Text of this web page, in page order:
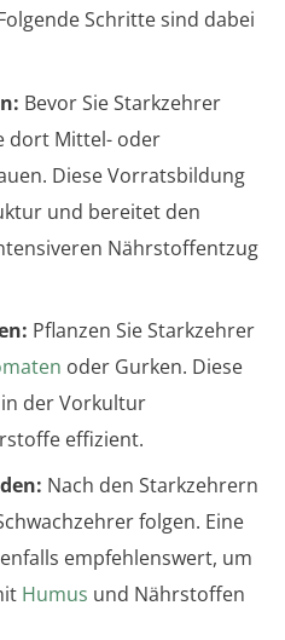
Schritte sind dabei
Bevor Sie Starkzehrer
dort Mittel- oder
Diese Vorratsbildung
und bereitet den
Nährstoffentzug
Pflanzen Sie Starkzehrer
oder Gurken. Diese
der Vorkultur
effizient.
Nach den Starkzehrern
folgen. Eine
empfehlenswert, um
Humus und Nährstoffen